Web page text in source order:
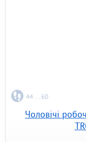
44 ... 60
Чоловічі